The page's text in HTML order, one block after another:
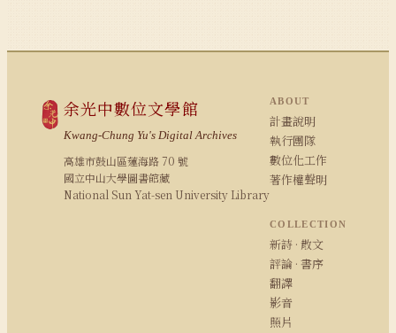
余光中數位文學館
Kwang-Chung Yu's Digital Archives
高雄市鼓山區蓮海路 70 號
國立中山大學圖書館藏
National Sun Yat-sen University Library
ABOUT
計畫說明
執行團隊
數位化工作
著作權聲明
COLLECTION
新詩 · 散文
評論 · 書序
翻譯
影音
照片